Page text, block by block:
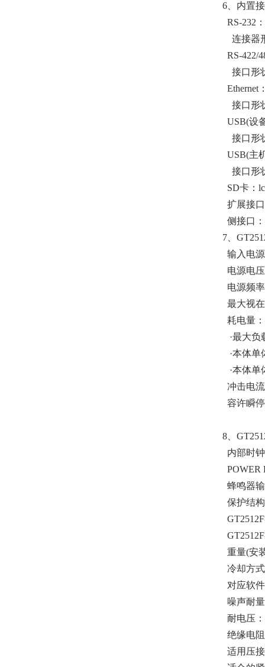
6、内置
RS-232
连接器
RS-422/
接口形
接口形
USB(设
接口形
USB(主
接口形
SD卡：
扩展接
侧接口
7、
输入电
电源电
电源频
最大视
耗电量：
·最大负
·本体单
·本体单
冲击电
容许瞬
8、
内部时
POWER
蜂鸣器
保护结
重量(安
冷却方
对应软
噪声耐
耐电压
绝缘电
适用压